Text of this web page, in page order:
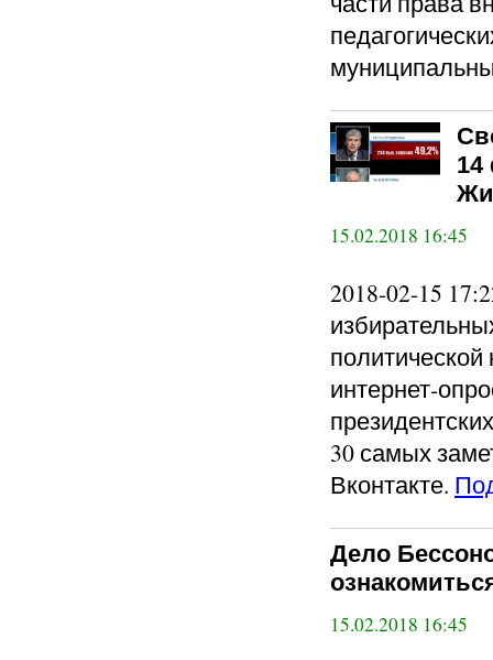
14
15.02.2018 16:45
2018-02-15
политической
интернет-
30 самых
Вконтакте.
Дело
15.02.2018 16:45